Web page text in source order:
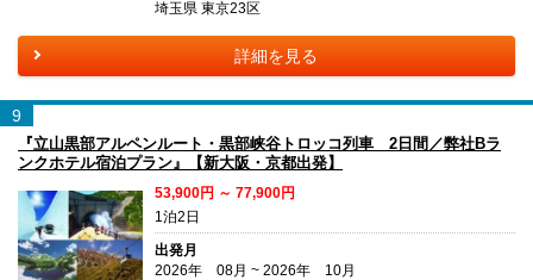
埼玉県 東京23区
詳細を見る
9
『立山黒部アルペンルート・黒部峡谷トロッコ列車 2日間／弊社Bラ
ンクホテル宿泊プラン』【新大阪・京都出発】
53,900円 ～ 77,900円
1泊2日
出発月
2026年 08月 ~ 2026年 10月